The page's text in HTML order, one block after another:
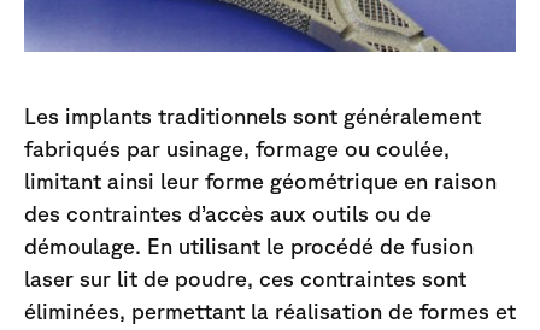
Les implants traditionnels sont généralement
fabriqués par usinage, formage ou coulée,
limitant ainsi leur forme géométrique en raison
des contraintes d’accès aux outils ou de
démoulage. En utilisant le procédé de fusion
laser sur lit de poudre, ces contraintes sont
éliminées, permettant la réalisation de formes et